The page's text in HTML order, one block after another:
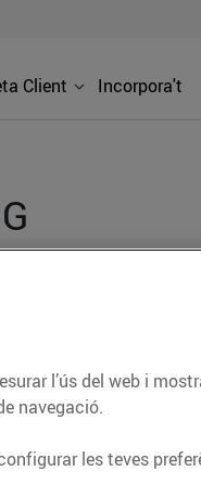
Client Incorpora't
altres temes.
l’ús del web i
navegació.
les teves